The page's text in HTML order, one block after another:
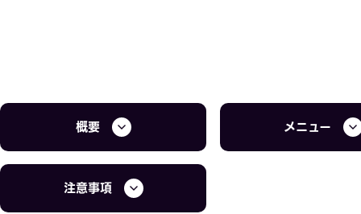
概要 メニュー
注意事項